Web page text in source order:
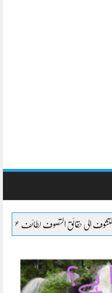
التصوف لطائف عشرہ کا بیان